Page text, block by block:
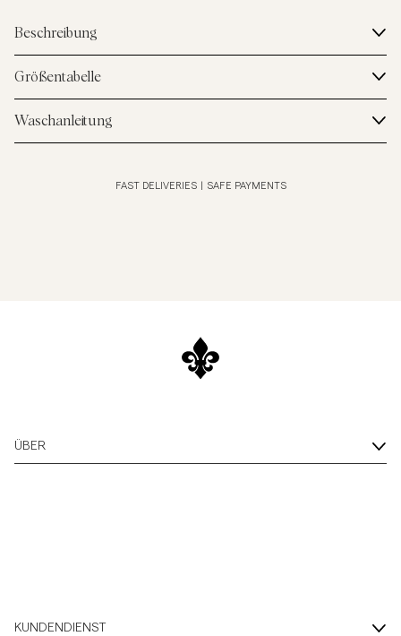
Beschreibung
Größentabelle
Waschanleitung
FAST DELIVERIES SAFE PAYMENTS
ÜBER
KUNDENDIENST